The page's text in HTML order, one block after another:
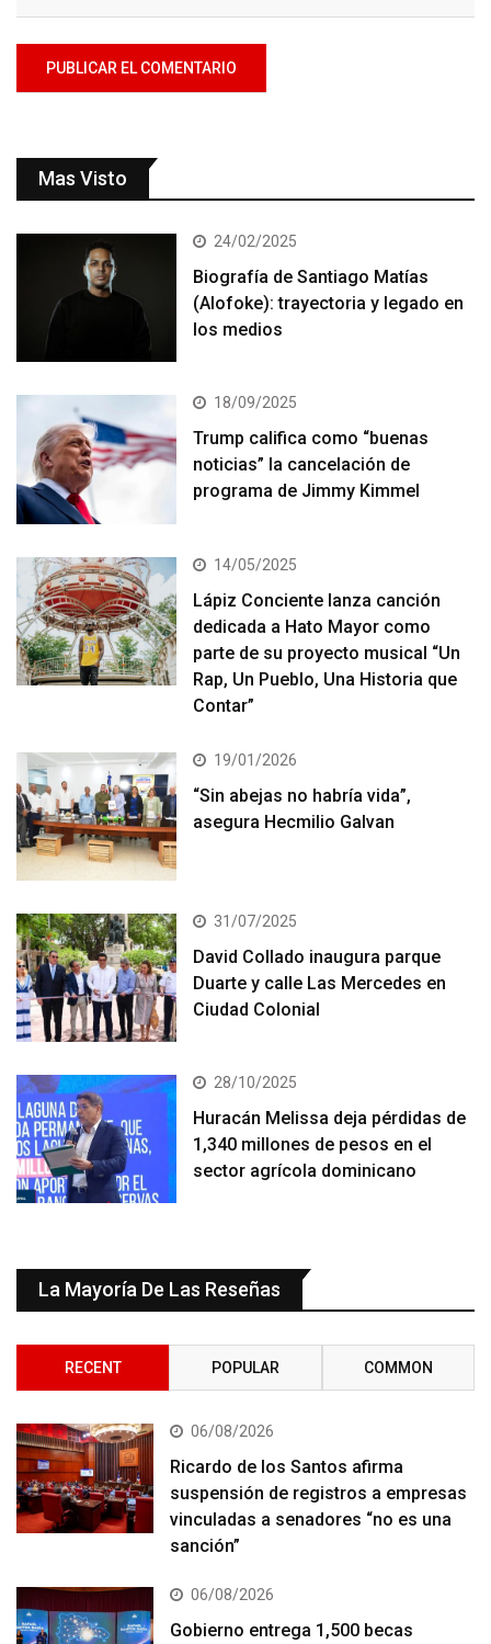
Mas Visto
24/02/2025
Biografía de Santiago Matías
(Alofoke): trayectoria y legado en
los medios
18/09/2025
Trump califica como “buenas
noticias” la cancelación de
programa de Jimmy Kimmel
14/05/2025
Lápiz Conciente lanza canción
dedicada a Hato Mayor como
parte de su proyecto musical “Un
Rap, Un Pueblo, Una Historia que
Contar”
19/01/2026
“Sin abejas no habría vida”,
asegura Hecmilio Galvan
31/07/2025
David Collado inaugura parque
Duarte y calle Las Mercedes en
Ciudad Colonial
28/10/2025
Huracán Melissa deja pérdidas de
1,340 millones de pesos en el
sector agrícola dominicano
La Mayoría De Las Reseñas
RECENT POPULAR COMMON
06/08/2026
Ricardo de los Santos afirma
suspensión de registros a empresas
vinculadas a senadores “no es una
sanción”
06/08/2026
Gobierno entrega 1,500 becas